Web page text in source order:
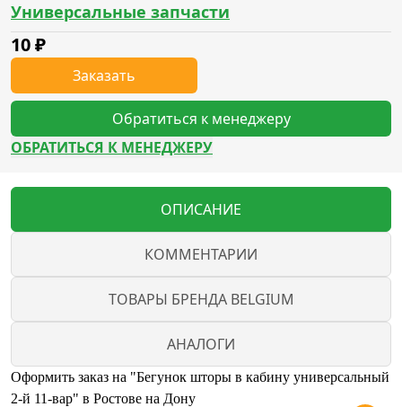
Универсальные запчасти
10₽
Заказать
Обратиться к менеджеру
ОБРАТИТЬСЯ К МЕНЕДЖЕРУ
ОПИСАНИЕ
КОММЕНТАРИИ
ТОВАРЫ БРЕНДА BELGIUM
АНАЛОГИ
Оформить заказ на "Бегунок шторы в кабину универсальный
2-й 11-вар" в Ростове на Дону